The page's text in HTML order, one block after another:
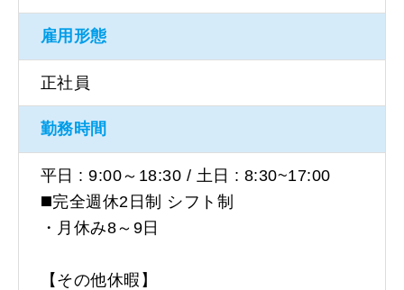
雇用形態
正社員
勤務時間
平日 : 9:00～18:30 / 土日 : 8:30~17:00
◼️完全週休2日制 シフト制
・月休み8～9日
【その他休暇】